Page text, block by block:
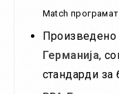
Match
Произведено
Германија,
стандарди за